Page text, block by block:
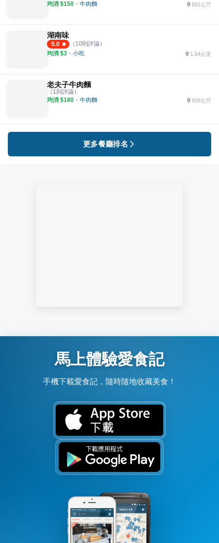
均消 $150 ・ 牛肉麵 681公尺
湖南味
5.0 （ 10則評論）
均消 $3 ・ 小吃 1.54公里
老夫子牛肉麵
（ 1則評論）
均消 $180 ・ 牛肉麵 939公尺
更多餐廳排名
馬上體驗愛食記
手機下載愛食記，隨時隨地收藏美食！